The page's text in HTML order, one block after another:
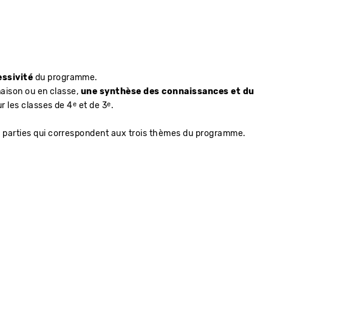
du programme.
ou en classe, une synthèse des connaissances et du
les classes de 4e et de 3e .
qui correspondent aux trois thèmes du programme.